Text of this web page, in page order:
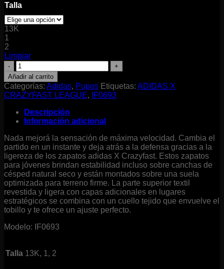
Talla
13K
1
2
Limpiar
ADIDAS
X
CRAZYFAST
LEAGUE
cantidad
Añadir al carrito
Categorías: Adidas, Pupos Etiquetas: ADIDAS X
CRAZYFAST LEAGUE,
IF0693
Descripción
Información adicional
Nada mejorá la sensación de máxima velocidad. Cambia el
partido en un instante y deja atrás a la defensa gracias a la
ligereza de los zapatos adidas X Crazyfast. Estos zapatos
para jóvenes brindan estabilidad incluso sobre canchas de
césped natural seco y están montados sobre una suela
optimizada para terreno firme. La parte superior textil
revestida y ligera con capas adicionales en lugares
estratégicos se combina con un cuello tejido que envuelve el
tobillo y te ofrece un ajuste perfecto.
Modelo: IF0693
Talla 13K, 1, 2